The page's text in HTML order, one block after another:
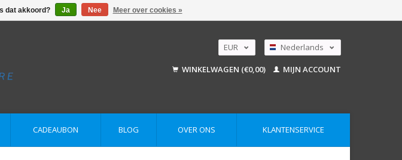
EUR
USD
Nederlands
English
WINKELWAGEN (€0,00) MIJN ACCOUNT
CADEAUBON BLOG OVER ONS KLANTENSERVICE
dat akkoord? Ja Nee Meer over cookies »